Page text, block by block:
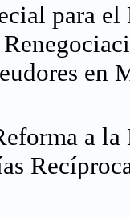
para
en
a